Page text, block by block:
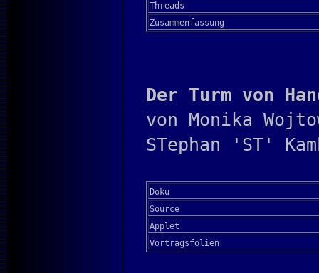
Threads
Zusammenfassung
Der Turm von
von Monika
STephan 'ST'
Doku
Source
Applet
Vortragsfolien